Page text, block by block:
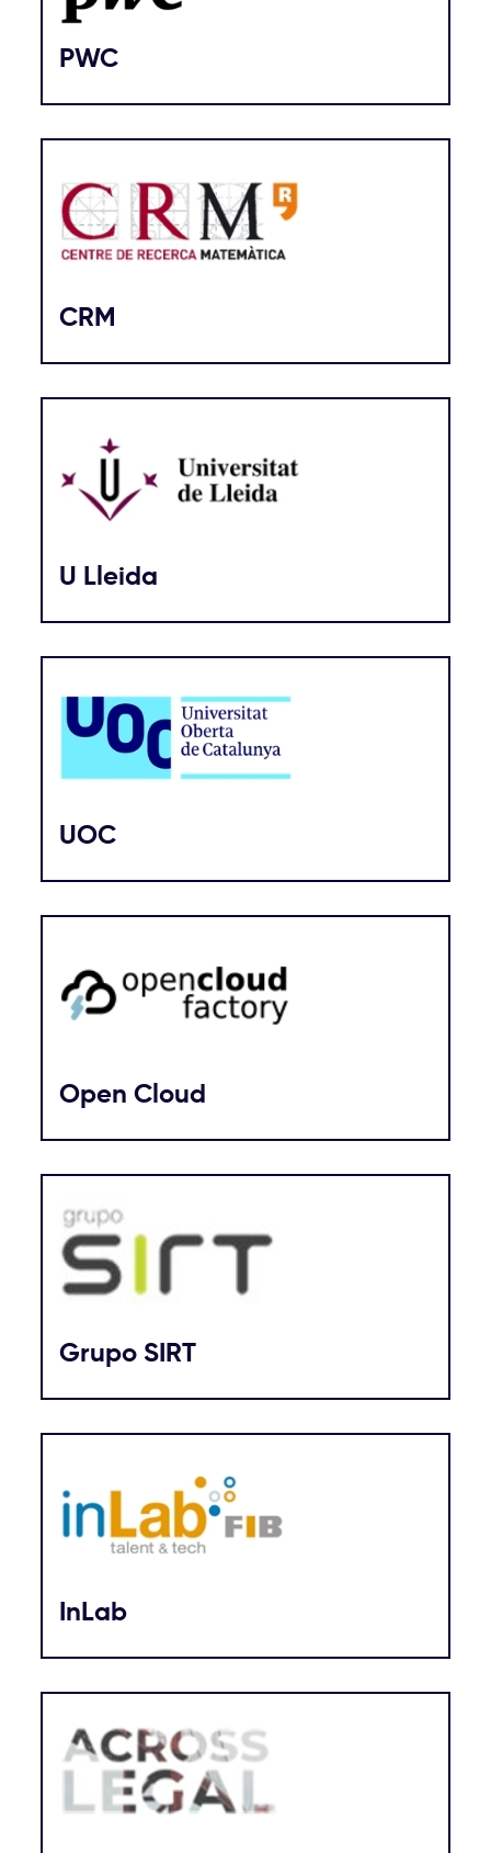
PWC
CRM
U Lleida
UOC
Open Cloud
Grupo SIRT
InLab